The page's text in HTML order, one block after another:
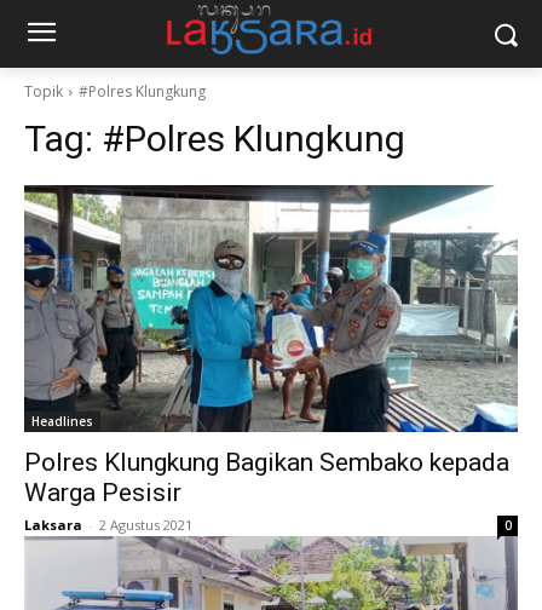
Topik #Polres Klungkung
Tag: #Polres Klungkung
Headlines
Polres Klungkung Bagikan Sembako kepada
Warga Pesisir
Laksara - 2 Agustus 2021 0